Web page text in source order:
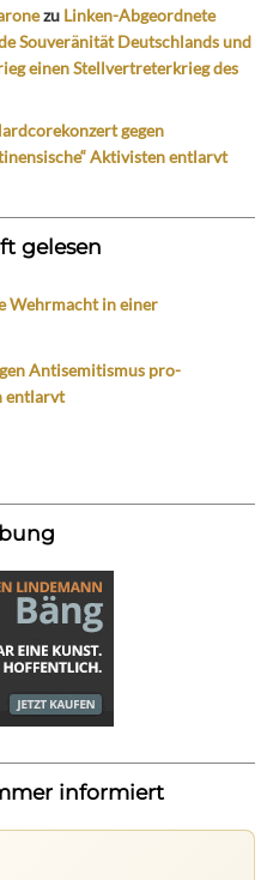
zu Linken-Abgeordnete
Souveränität Deutschlands und
einen Stellvertreterkrieg des
gegen
Aktivisten entlarvt
gelesen
Wehrmacht in einer
Antisemitismus pro-
entlarvt
informiert